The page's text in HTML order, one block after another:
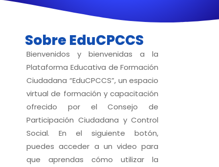
Sobre EduCPCCS
Bienvenidos y bienvenidas a la
Plataforma Educativa de Formación
Ciudadana “EduCPCCS”, un espacio
virtual de formación y capacitación
ofrecido por el Consejo de
Participación Ciudadana y Control
Social. En el siguiente botón,
puedes acceder a un video para
que aprendas cómo utilizar la